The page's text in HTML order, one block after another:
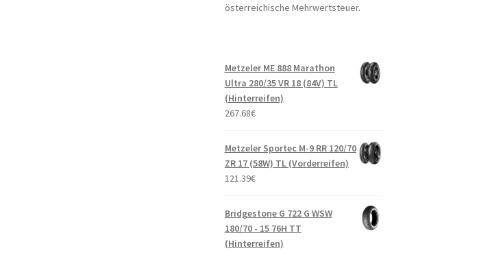
österreichische Mehrwertsteuer.
Metzeler ME 888 Marathon
Ultra 280/35 VR 18 (84V) TL
(Hinterreifen)
267.68€
Metzeler Sportec M-9 RR 120/70
ZR 17 (58W) TL (Vorderreifen)
121.39€
Bridgestone G 722 G WSW
180/70 - 15 76H TT
(Hinterreifen)